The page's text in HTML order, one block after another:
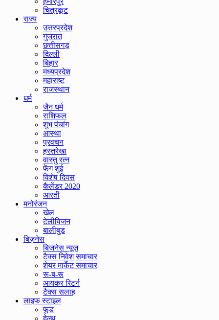
चित्रकूट
राज्य
उत्तरप्रदेश
गुजरात
छत्तीसगड़
दिल्ली
बिहार
मध्यप्रदेश
महाराष्ट
राजस्थान
धर्म
जैन धर्म
राशिफल
शुभ पंचांग
आस्था
प्रवचन
हस्तरेखा
वास्तु रत्न
फेंग शुई
विशेष दिवस
कैलेंडर 2020
आरती
मनोरंजन
खेल
टेलीविजन
बालीबुड
बिज़नेस
बिजनेस न्यूज़
टैक्स निवेश समाचार
शेयर मार्केट समाचार
रू-ब-रू
आयकर रिटर्न
टैक्स सलाह
लाइफ स्टाइल
फूड
हेल्थ